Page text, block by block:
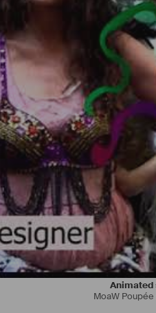
MoaW
Je maitrise l'habillage, l'entretien
le suivi de la continuité, la
Je suis diplômée d'une école de
de plateau. J'ai travaillé sur
réalisé par Franck
Emmanuel Courcol et
réalisé par Simon Astier et
diversités de ses projets m'a
type d'habillage, de
Je suis
Je suis débutante et ne
# habillage